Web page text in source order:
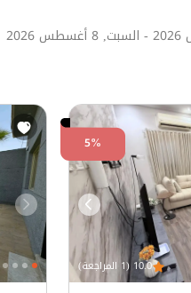
10.0 (1 المراجعة)
5%